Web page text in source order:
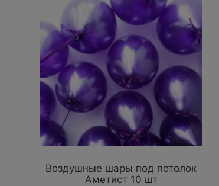
Воздушные шары под потолок
Аметист 10 шт